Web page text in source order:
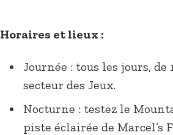
Horaires et lieux :
Journée : tous les jours,
secteur des Jeux.
Nocturne : testez le
piste éclairée de Marcel’s